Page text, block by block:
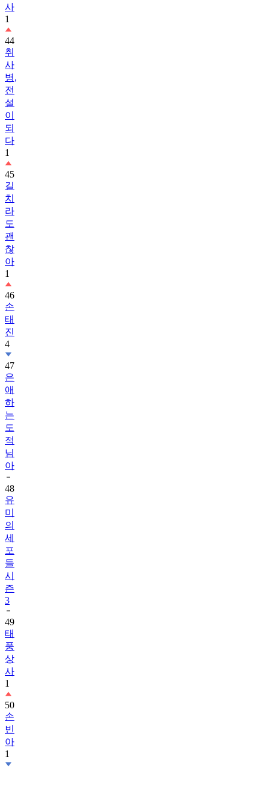
사
1
44
취
사
병,
전
설
이
되
다
1
45
길
치
라
도
괜
찮
아
1
46
손
태
진
4
47
은
애
하
는
도
적
님
아
48
유
미
의
세
포
들
시
즌
3
49
태
풍
상
사
1
50
손
빈
아
1